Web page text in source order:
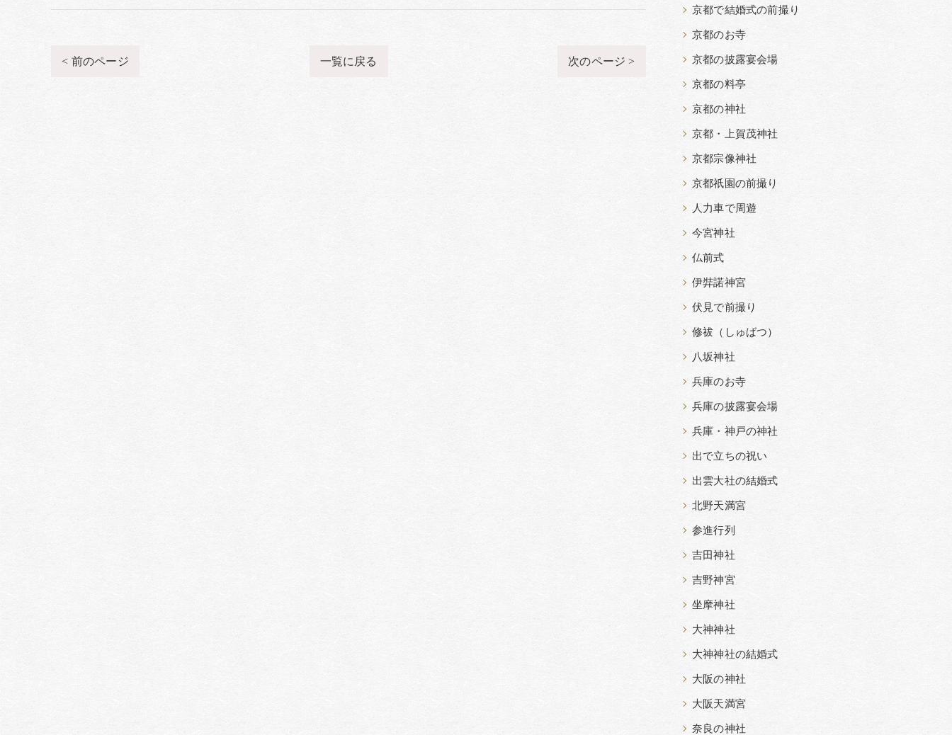
< 前のページ 一覧に戻る 次のページ >
京都で結婚式の前撮り
京都のお寺
京都の披露宴会場
京都の料亭
京都の神社
京都・上賀茂神社
京都宗像神社
京都祇園の前撮り
人力車で周遊
今宮神社
仏前式
伊弉諾神宮
伏見で前撮り
修祓（しゅばつ）
八坂神社
兵庫のお寺
兵庫の披露宴会場
兵庫・神戸の神社
出で立ちの祝い
出雲大社の結婚式
北野天満宮
参進行列
吉田神社
吉野神宮
坐摩神社
大神神社
大神神社の結婚式
大阪の神社
大阪天満宮
奈良の神社